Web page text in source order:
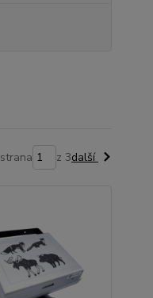
strana z 3další